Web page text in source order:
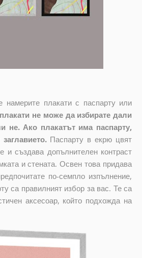
плакати с паспарту или
не може да избирате дали
не. Ако плакатът има паспарту,
Паспарту в екрю цвят
и създава допълнителен контраст
и стената. Освен това придава
по-семпло изпълнение,
са правилният избор за вас. Те са
аксесоар, който подхожда на